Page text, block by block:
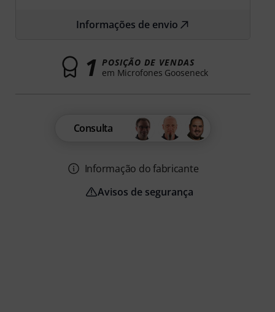
Informações de envio
1 POSIÇÃO DE VENDAS
em Microfones Gooseneck
Consulta
Informação do fabricante
Avisos de segurança